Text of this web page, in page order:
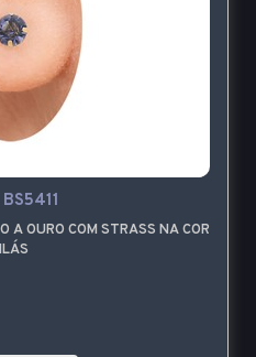
BS5411
A OURO COM STRASS NA COR